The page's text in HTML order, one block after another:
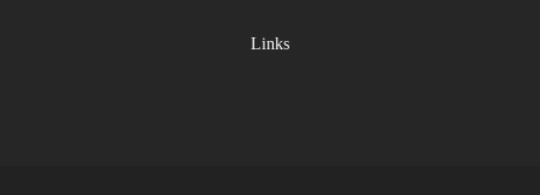
Links